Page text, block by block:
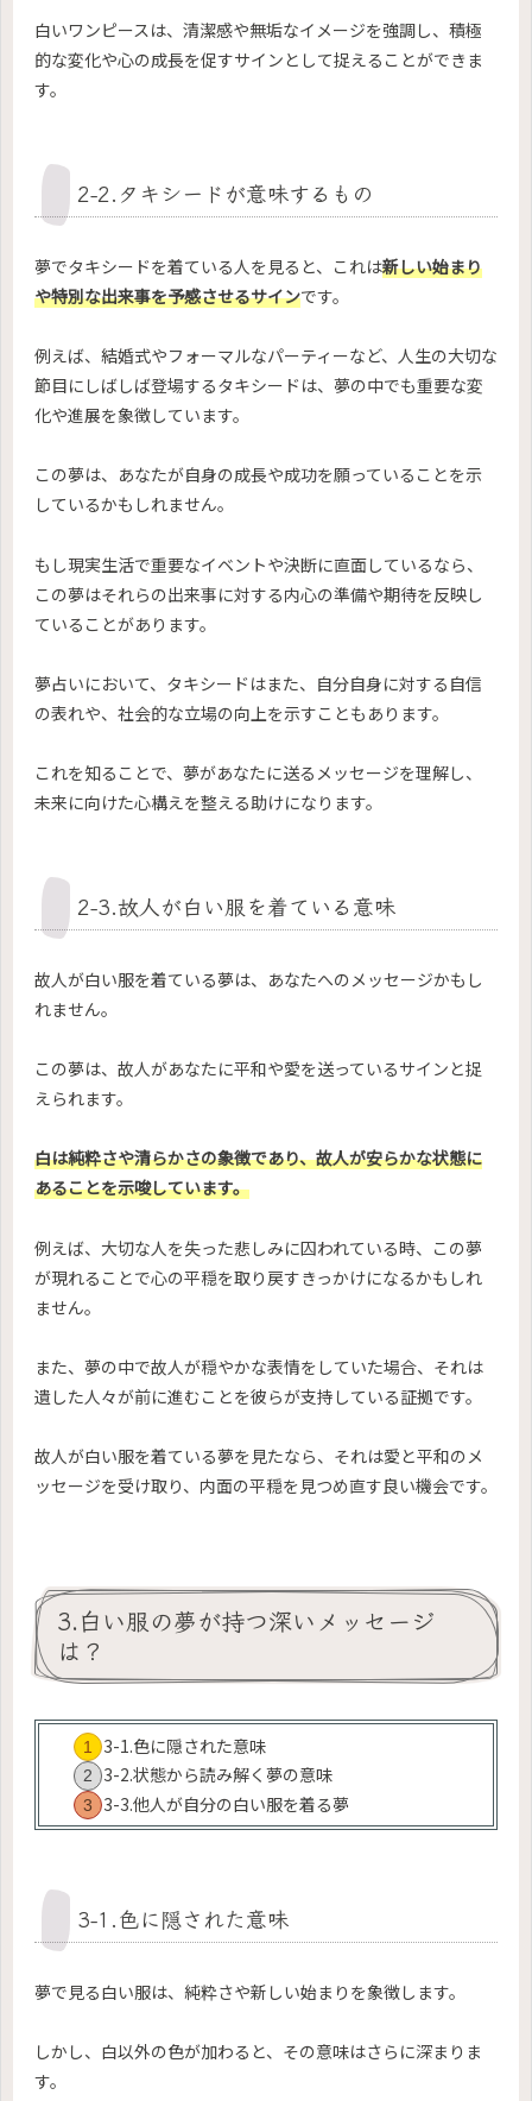
白いワンピースは、清潔感や無垢なイメージを強調し、積極
的な変化や心の成長を促すサインとして捉えることができま
す。
2-2.タキシードが意味するもの
夢でタキシードを着ている人を見ると、これは新しい始まり
や特別な出来事を予感させるサインです。
例えば、結婚式やフォーマルなパーティーなど、人生の大切な
節目にしばしば登場するタキシードは、夢の中でも重要な変
化や進展を象徴しています。
この夢は、あなたが自身の成長や成功を願っていることを示
しているかもしれません。
もし現実生活で重要なイベントや決断に直面しているなら、
この夢はそれらの出来事に対する内心の準備や期待を反映し
ていることがあります。
夢占いにおいて、タキシードはまた、自分自身に対する自信
の表れや、社会的な立場の向上を示すこともあります。
これを知ることで、夢があなたに送るメッセージを理解し、
未来に向けた心構えを整える助けになります。
2-3.故人が白い服を着ている意味
故人が白い服を着ている夢は、あなたへのメッセージかもし
れません。
この夢は、故人があなたに平和や愛を送っているサインと捉
えられます。
白は純粋さや清らかさの象徴であり、故人が安らかな状態に
あることを示唆しています。
例えば、大切な人を失った悲しみに囚われている時、この夢
が現れることで心の平穏を取り戻すきっかけになるかもしれ
ません。
また、夢の中で故人が穏やかな表情をしていた場合、それは
遺した人々が前に進むことを彼らが支持している証拠です。
故人が白い服を着ている夢を見たなら、それは愛と平和のメ
ッセージを受け取り、内面の平穏を見つめ直す良い機会です。
3.白い服の夢が持つ深いメッセージ
は？
3-1.色に隠された意味
3-2.状態から読み解く夢の意味
3-3.他人が自分の白い服を着る夢
3-1.色に隠された意味
夢で見る白い服は、純粋さや新しい始まりを象徴します。
しかし、白以外の色が加わると、その意味はさらに深まりま
す。